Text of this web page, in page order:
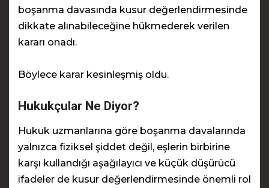
boşanma davasında kusur değerlendirmesinde
dikkate alınabileceğine hükmederek verilen
kararı onadı.
Böylece karar kesinleşmiş oldu.
Hukukçular Ne Diyor?
Hukuk uzmanlarına göre boşanma davalarında
yalnızca fiziksel şiddet değil, eşlerin birbirine
karşı kullandığı aşağılayıcı ve küçük düşürücü
ifadeler de kusur değerlendirmesinde önemli rol